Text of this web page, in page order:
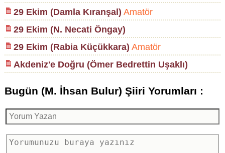
29 Ekim (Damla Kıranşal) Amatör
29 Ekim (N. Necati Öngay)
29 Ekim (Rabia Küçükkara) Amatör
Akdeniz'e Doğru (Ömer Bedrettin Uşaklı)
Bugün (M. İhsan Bulur) Şiiri Yorumları :